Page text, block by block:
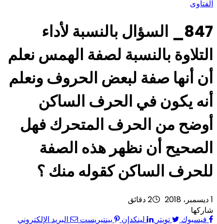
الفتاوى
847_ السؤال بالنسبة لأداء
التلاوة بالنسبة لصفة الهمس نعلم
أن أنها صفة لبعض الحروف ونعلم
أنه يكون في الحرف الساكن
أوضح من الحرف المتحرك فهل
الصحيح أن نظهر هذه الصفة
للحرف الساكن كقوله منك ؟
1 ديسمبر، 2018 2 دقائق
شاركها
فيسبوك
تويتر لينكدإن بينتيريست البريد الإلكتروني